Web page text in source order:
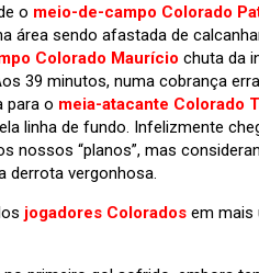
o meio-de-campo Colorado
área sendo afastada de
Colorado Maurício chuta da
39 minutos, numa cobrança
para o meia-atacante Colorado
linha de fundo. Infelizmente
nossos “planos”, mas
derrota vergonhosa.
jogadores Colorados em mais